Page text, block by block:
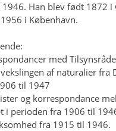
Han blev født 1872 i
i København.
med
af naturalier fra
til 1947
og korrespondance
i perioden fra 1906 til
fra 1915 til 1946.